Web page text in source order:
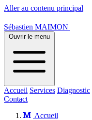
Aller au contenu principal
Sébastien MAIMON
Ouvrir le menu
Accueil Services Diagnostic
Contact
Accueil